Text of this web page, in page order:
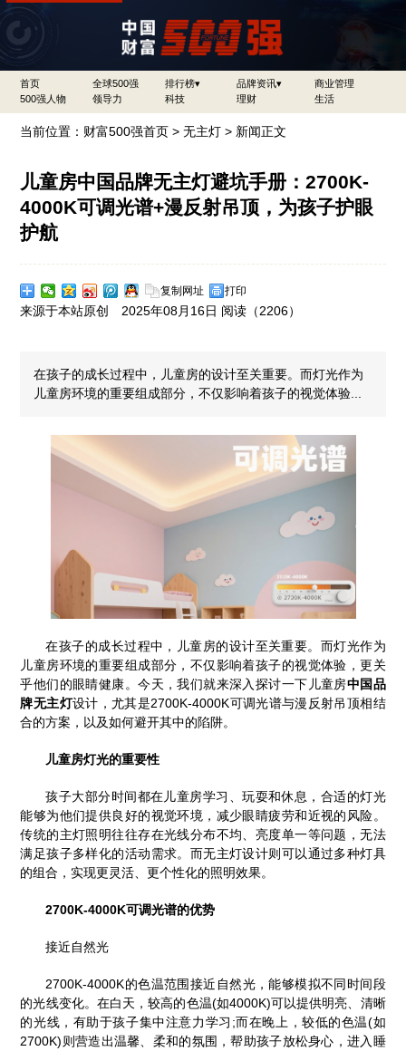
首页 全球500强 排行榜▾ 品牌资讯▾
商业管理
500强人物
领导力 科技 理财 生活
当前位置： 财富500强首页 >无主灯 > 新闻正文
儿童房中国品牌无主灯避坑手册：2700K-
4000K可调光谱+漫反射吊顶，为孩子护眼
护航
复制网址 打印
来源于本站原创 2025年08月16日 阅读（2206）
在孩子的成长过程中，儿童房的设计至关重要。而灯光作为
儿童房环境的重要组成部分，不仅影响着孩子的视觉体验...
在孩子的成长过程中，儿童房的设计至关重要。而灯光作为
儿童房环境的重要组成部分，不仅影响着孩子的视觉体验，更关
乎他们的眼睛健康。今天，我们就来深入探讨一下儿童房中国品
牌无主灯设计，尤其是2700K-4000K可调光谱与漫反射吊顶相结
合的方案，以及如何避开其中的陷阱。
儿童房灯光的重要性
孩子大部分时间都在儿童房学习、玩耍和休息，合适的灯光
能够为他们提供良好的视觉环境，减少眼睛疲劳和近视的风险。
传统的主灯照明往往存在光线分布不均、亮度单一等问题，无法
满足孩子多样化的活动需求。而无主灯设计则可以通过多种灯具
的组合，实现更灵活、更个性化的照明效果。
2700K-4000K可调光谱的优势
接近自然光
2700K-4000K的色温范围接近自然光，能够模拟不同时间段
的光线变化。在白天，较高的色温(如4000K)可以提供明亮、清晰
的光线，有助于孩子集中注意力学习;而在晚上，较低的色温(如
2700K)则营造出温馨、柔和的氛围，帮助孩子放松身心，进入睡